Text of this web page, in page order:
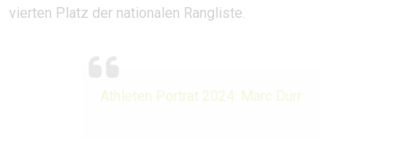
vierten Platz der nationalen Rangliste.
Athleten Porträt 2024: Marc Dürr